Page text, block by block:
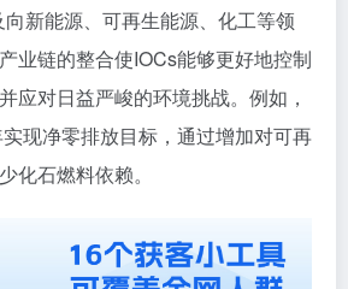
新能源、可再生能源、化工等领
业链的整合使IOCs能够更好地控制
应对日益严峻的环境挑战。例如，
现净零排放目标，通过增加对可再
化石燃料依赖。